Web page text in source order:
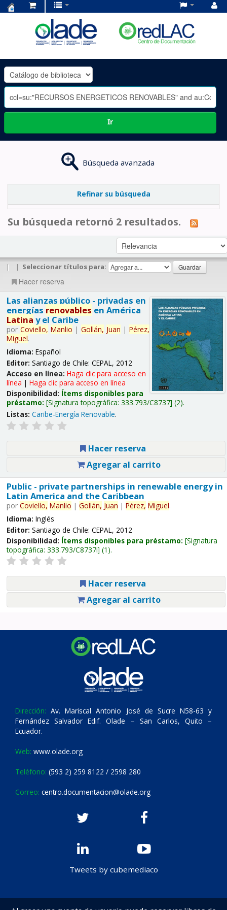
OLADE
-
Ir
Búsqueda avanzada
Refinar su búsqueda
Su búsqueda retornó 2 resultados.
| | Seleccionar títulos para:
Hacer reserva
Las alianzas público - privadas en
energías renovables en América
Latina y el Caribe
por Coviello, Manlio | Gollán, Juan | Pérez,
Miguel.
Idioma: Español
Editor: Santiago de Chile: CEPAL, 2012
Acceso en línea: Haga clic para acceso en
línea | Haga clic para acceso en línea
Disponibilidad: Ítems disponibles para
préstamo: Signatura topográfica: 333.793/C8737 (2).
Listas: Caribe-Energía Renovable.
Hacer reserva
Agregar al carrito
Public - private partnerships in renewable energy in
Latin America and the Caribbean
por Coviello, Manlio | Gollán, Juan | Pérez, Miguel.
Idioma: Inglés
Editor: Santiago de Chile: CEPAL, 2012
Disponibilidad: Ítems disponibles para préstamo: Signatura
topográfica: 333.793/C8737i (1).
Hacer reserva
Agregar al carrito
Dirección: Av. Mariscal Antonio José de Sucre N58-63 y
Fernández Salvador Edif. Olade – San Carlos, Quito –
Ecuador.
Web: www.olade.org
Teléfono: (593 2) 259 8122 / 2598 280
Correo: centro.documentacion@olade.org
Tweets by cubemediaco